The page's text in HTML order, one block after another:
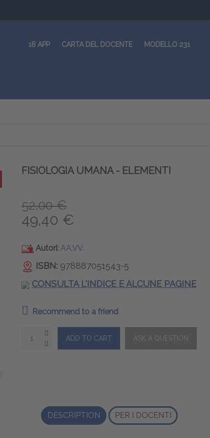
18 APP CARTA DEL DOCENTE MODELLO 231
FISIOLOGIA UMANA - ELEMENTI
52,00 €
49,40 €
Autori: AA.VV.
ISBN: 978887051543-5
CONSULTA L'INDICE E ALCUNE PAGINE
Recommend to a friend
DESCRIPTION PER I DOCENTI